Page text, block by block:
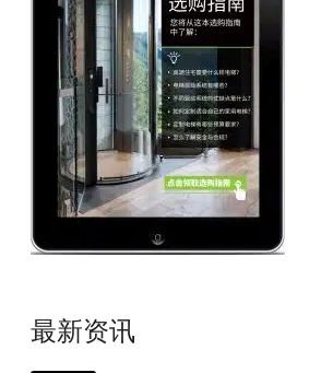
最新资讯